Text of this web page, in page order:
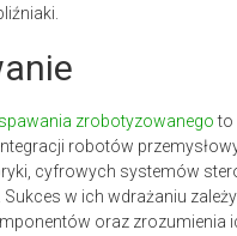
zrobotyzowanegoto
robotów
cyfrowych systemów
w ich wdrażaniu
oraz zrozumienia